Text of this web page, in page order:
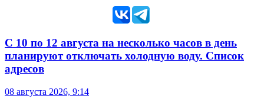
С 10 по 12 августа на несколько часов в день
планируют отключать холодную воду. Список
адресов
08 августа 2026, 9:14